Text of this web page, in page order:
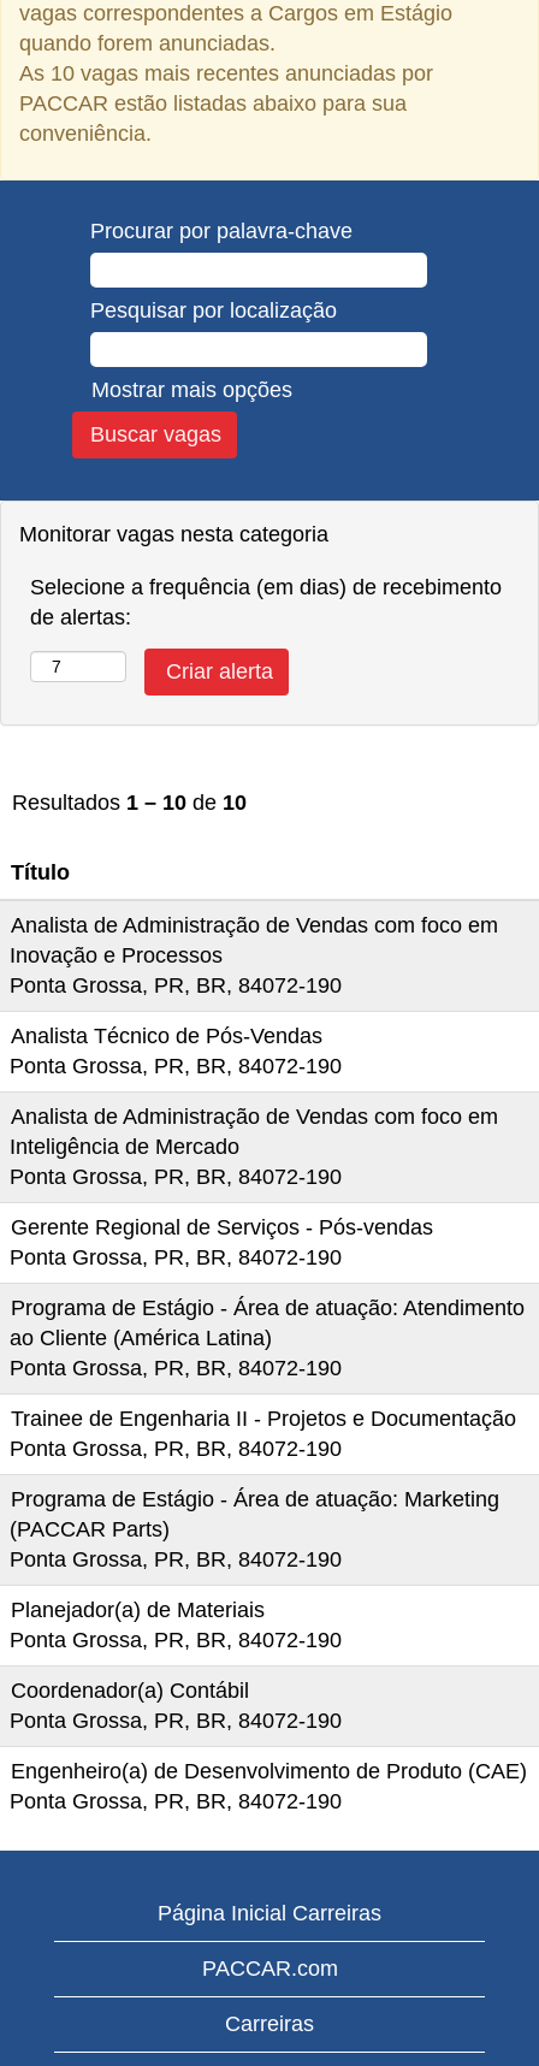
vagas correspondentes a Cargos em Estágio
quando forem anunciadas.
As 10 vagas mais recentes anunciadas por
PACCAR estão listadas abaixo para sua
conveniência.
Procurar por palavra-chave
Pesquisar por localização
Mostrar mais opções
Monitorar vagas nesta categoria
Selecione a frequência (em dias) de recebimento
de alertas:
Resultados 1 – 10 de 10
Título
Analista de Administração de Vendas com foco em
Inovação e Processos
Ponta Grossa, PR, BR, 84072-190
Analista Técnico de Pós-Vendas
Ponta Grossa, PR, BR, 84072-190
Analista de Administração de Vendas com foco em
Inteligência de Mercado
Ponta Grossa, PR, BR, 84072-190
Gerente Regional de Serviços - Pós-vendas
Ponta Grossa, PR, BR, 84072-190
Programa de Estágio - Área de atuação: Atendimento
ao Cliente (América Latina)
Ponta Grossa, PR, BR, 84072-190
Trainee de Engenharia II - Projetos e Documentação
Ponta Grossa, PR, BR, 84072-190
Programa de Estágio - Área de atuação: Marketing
(PACCAR Parts)
Ponta Grossa, PR, BR, 84072-190
Planejador(a) de Materiais
Ponta Grossa, PR, BR, 84072-190
Coordenador(a) Contábil
Ponta Grossa, PR, BR, 84072-190
Engenheiro(a) de Desenvolvimento de Produto (CAE)
Ponta Grossa, PR, BR, 84072-190
Página Inicial Carreiras
PACCAR.com
Carreiras